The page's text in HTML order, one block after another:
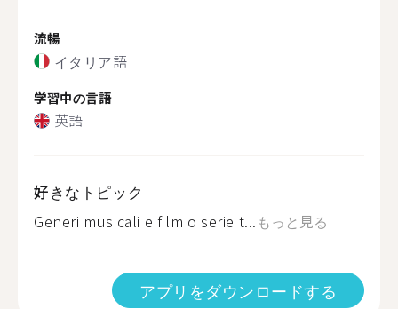
流暢
イタリア語
学習中の言語
英語
好きなトピック
Generi musicali e film o serie t... もっと見る
アプリをダウンロードする